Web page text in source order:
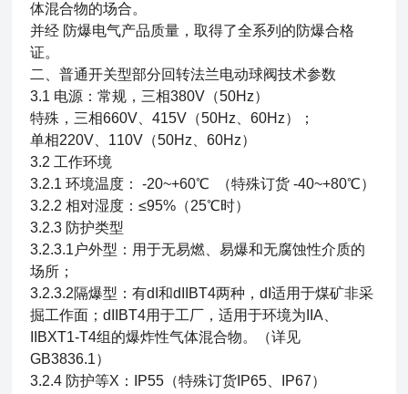
体混合物的场合。
并经 防爆电气产品质量，取得了全系列的防爆合格
证。
二、普通开关型部分回转法兰电动球阀技术参数
3.1 电源：常规，三相380V（50Hz）
特殊，三相660V、415V（50Hz、60Hz）；
单相220V、110V（50Hz、60Hz）
3.2 工作环境
3.2.1 环境温度： -20~+60℃ （特殊订货 -40~+80℃）
3.2.2 相对湿度：≤95%（25℃时）
3.2.3 防护类型
3.2.3.1户外型：用于无易燃、易爆和无腐蚀性介质的
场所；
3.2.3.2隔爆型：有dI和dIIBT4两种，dI适用于煤矿非采
掘工作面；dIIBT4用于工厂，适用于环境为IIA、
IIBXT1-T4组的爆炸性气体混合物。（详见
GB3836.1）
3.2.4 防护等X：IP55（特殊订货IP65、IP67）